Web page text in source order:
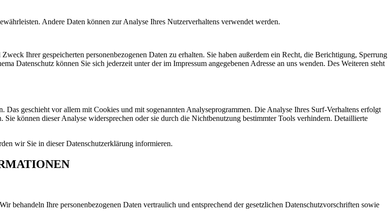
Andere Daten können zur Analyse Ihres Nutzerverhaltens verwendet werden.
Ihrer gespeicherten personenbezogenen Daten zu erhalten. Sie haben außerdem ein Recht, die Berichtigung, Sperrung
Datenschutz können Sie sich jederzeit unter der im Impressum angegebenen Adresse an uns wenden. Des Weiteren steht
Das geschieht vor allem mit Cookies und mit sogenannten Analyseprogrammen. Die Analyse Ihres Surf-Verhaltens erfolgt
können dieser Analyse widersprechen oder sie durch die Nichtbenutzung bestimmter Tools verhindern. Detaillierte
wir Sie in dieser Datenschutzerklärung informieren.
behandeln Ihre personenbezogenen Daten vertraulich und entsprechend der gesetzlichen Datenschutzvorschriften sowie